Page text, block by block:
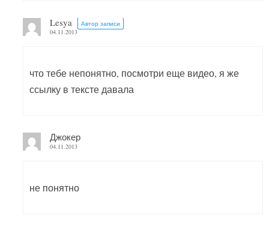
Lesya
Автор записи
04.11.2013
что тебе непонятно, посмотри еще видео, я же
ссылку в тексте давала
Джокер
04.11.2013
не понятно